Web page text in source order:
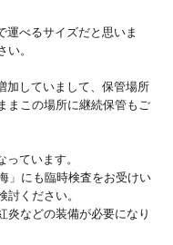
べるサイズだと思いま
。
加していまして、保管場所
まこの場所に継続保管もご
ています。
」にも臨時検査をお受けい
ください。
炎などの装備が必要になり